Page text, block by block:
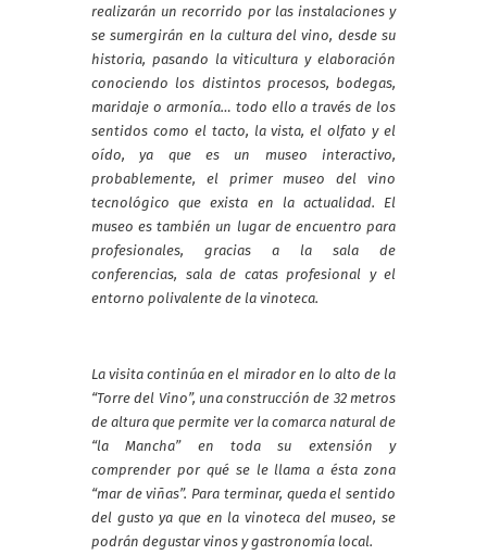
realizarán un recorrido por las instalaciones y
se sumergirán en la cultura del vino, desde su
historia, pasando la viticultura y elaboración
conociendo los distintos procesos, bodegas,
maridaje o armonía… todo ello a través de los
sentidos como el tacto, la vista, el olfato y el
oído, ya que es un museo interactivo,
probablemente, el primer museo del vino
tecnológico que exista en la actualidad. El
museo es también un lugar de encuentro para
profesionales, gracias a la sala de
conferencias, sala de catas profesional y el
entorno polivalente de la vinoteca.
La visita continúa en el mirador en lo alto de la
“Torre del Vino”, una construcción de 32 metros
de altura que permite ver la comarca natural de
“la Mancha” en toda su extensión y
comprender por qué se le llama a ésta zona
“mar de viñas”. Para terminar, queda el sentido
del gusto ya que en la vinoteca del museo, se
podrán degustar vinos y gastronomía local.